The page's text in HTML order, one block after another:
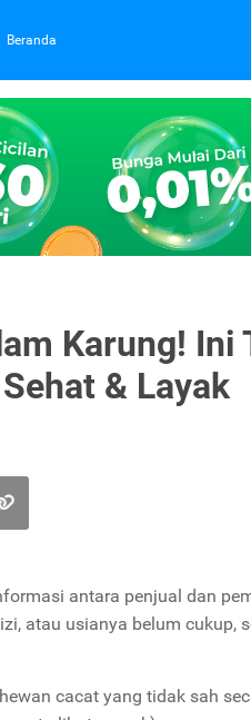
Beranda
Karung!
& Layak
antara penjual dan
atau usianya belum cukup,
cacat yang tidak sah